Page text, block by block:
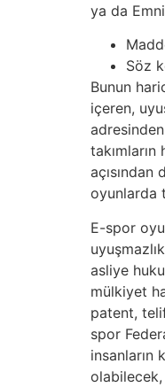
ya da
Söz
Bunun
içeren,
oyunlarda
E-spor
asliye
mülkiyet
patent,
spor
insanların
olabilecek,